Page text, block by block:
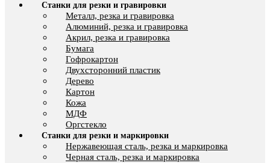
Станки для резки и гравировки
Металл, резка и гравировка
Алюминий, резка и гравировка
Акрил, резка и гравировка
Бумага
Гофрокартон
Двухсторонний пластик
Дерево
Картон
Кожа
МДФ
Оргстекло
Станки для резки и маркировки
Нержавеющая сталь, резка и маркировка
Черная сталь, резка и маркировка